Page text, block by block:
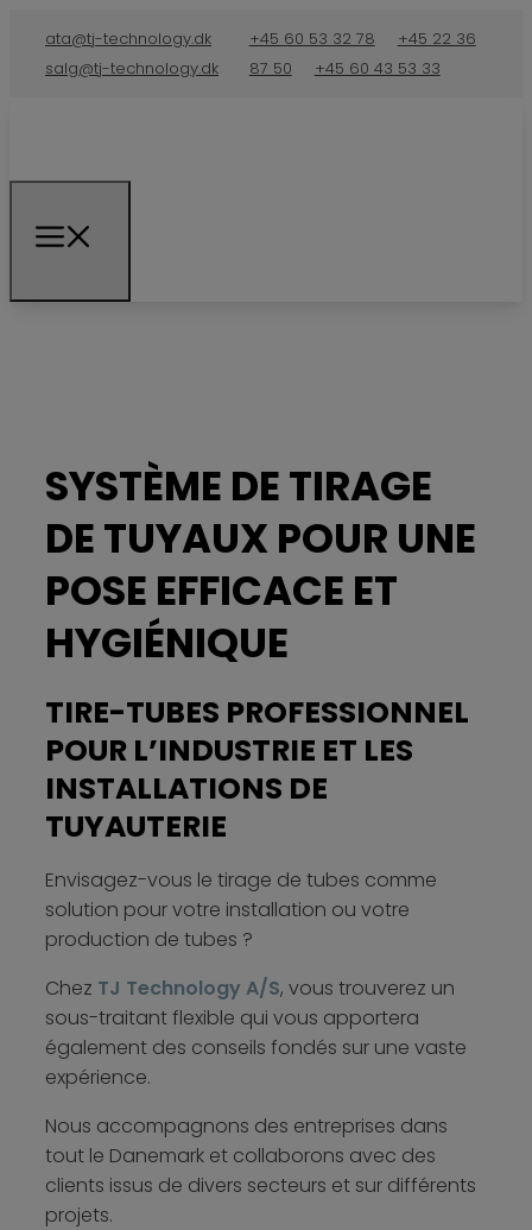
ata@tj-technology.dk
salg@tj-technology.dk
+45 60 53 32 78
+45 22 36
87 50
+45 60 43 53 33
SYSTÈME DE TIRAGE
DE TUYAUX POUR UNE
POSE EFFICACE ET
HYGIÉNIQUE
TIRE-TUBES PROFESSIONNEL
POUR L’INDUSTRIE ET LES
INSTALLATIONS DE
TUYAUTERIE
Envisagez-vous le tirage de tubes comme
solution pour votre installation ou votre
production de tubes ?​
Chez TJ Technology A/S, vous trouverez un
sous-traitant flexible qui vous apportera
également des conseils fondés sur une vaste
expérience.​
Nous accompagnons des entreprises dans
tout le Danemark et collaborons avec des
clients issus de divers secteurs et sur différents
projets.​